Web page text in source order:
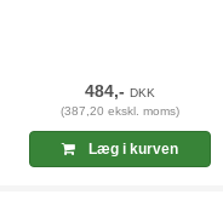
484,-DKK
(387,20 ekskl. moms)
Læg i kurven